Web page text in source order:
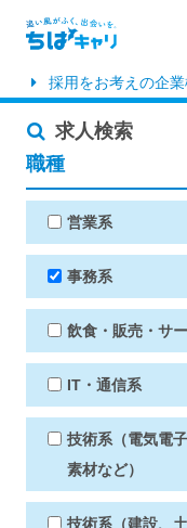
採用をお考えの企
求人検索
職種
営業系
事務系
飲食・販売・サ
IT・通信系
技術系（電気電
素材など）
技術系（建設、土